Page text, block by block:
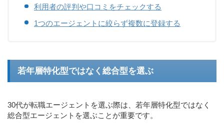
利用者の評判や口コミをチェックする
1つのエージェントに絞らず複数に登録する
若年層特化型ではなく総合型を選ぶ
30代が転職エージェントを選ぶ際は、若年層特化型ではなく
総合型エージェントを選ぶことが重要です。